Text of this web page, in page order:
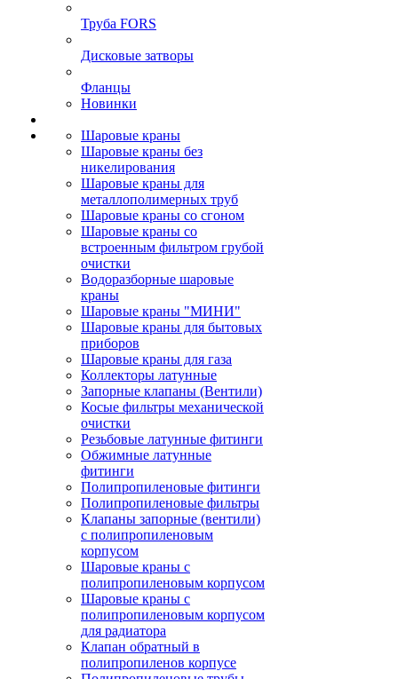
Труба FORS
Дисковые затворы
Фланцы
Новинки
Шаровые краны
Шаровые краны без
никелирования
Шаровые краны для
металлополимерных труб
Шаровые краны со сгоном
Шаровые краны со
встроенным фильтром грубой
очистки
Водоразборные шаровые
краны
Шаровые краны "МИНИ"
Шаровые краны для бытовых
приборов
Шаровые краны для газа
Коллекторы латунные
Запорные клапаны (Вентили)
Косые фильтры механической
очистки
Резьбовые латунные фитинги
Обжимные латунные
фитинги
Полипропиленовые фитинги
Полипропиленовые фильтры
Клапаны запорные (вентили)
с полипропиленовым
корпусом
Шаровые краны с
полипропиленовым корпусом
Шаровые краны с
полипропиленовым корпусом
для радиатора
Клапан обратный в
полипропиленов корпусе